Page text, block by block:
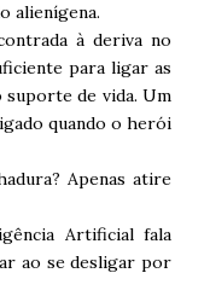
alienígena.
à deriva no
para ligar as
suporte de vida. Um
quando o herói
Apenas atire
Artificial fala
ao se desligar por